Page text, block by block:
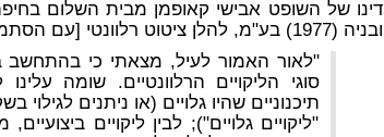
ובניה (1977) בע"מ, להלן ציטוט רלוונטי [עם הסתמכות על
"לאור האמור לעיל, מצאתי כי בהתחשב
סוגי הליקויים הרלוונטיים. שומה
תיכנוניים שהיו גלויים (או ניתנים
"ליקויים גלויים"); לבין ליקויים